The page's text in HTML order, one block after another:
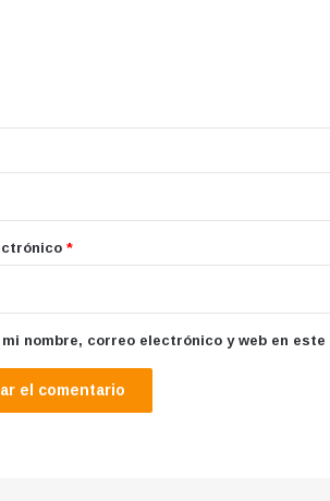
*
nombre, correo electrónico y web en